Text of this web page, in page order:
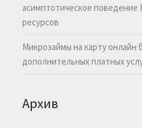
асимптотическое поведение
ресурсов
Микрозаймы на карту онлайн
дополнительных платных
Архив